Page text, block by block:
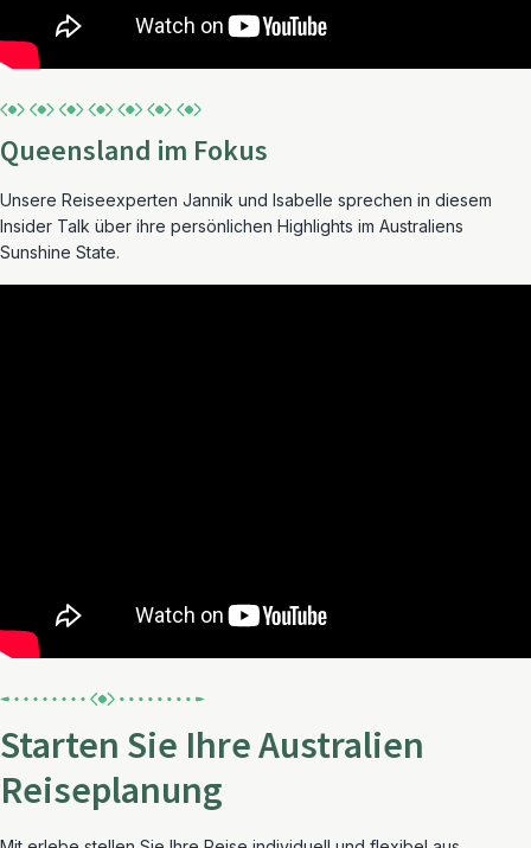
Queensland im Fokus
Unsere Reiseexperten Jannik und Isabelle sprechen in diesem
Insider Talk über ihre persönlichen Highlights im Australiens
Sunshine State.
Starten Sie Ihre Australien
Reiseplanung